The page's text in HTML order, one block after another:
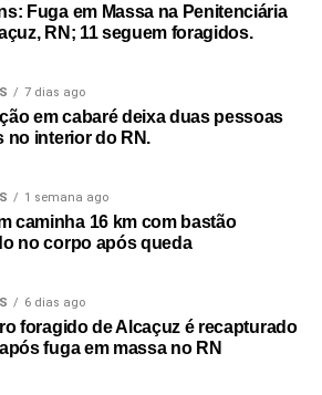
Fuga em Massa na Penitenciária
RN; 11 seguem foragidos.
7 dias ago
em cabaré deixa duas pessoas
no interior do RN.
1 semana ago
caminha 16 km com bastão
no corpo após queda
6 dias ago
foragido de Alcaçuz é recapturado
fuga em massa no RN